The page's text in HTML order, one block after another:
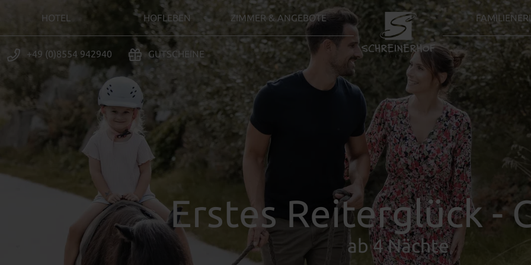
HOTEL HOFLEBEN ZIMMER & ANGEBOTE
+49 (0)8554 942940 GUTSCHEINE
Erstes Reiterglück -
ab 4 Nächte